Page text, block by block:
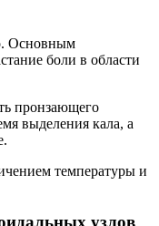
Основным
боли в области
пронзающего
выделения кала, а
температуры и